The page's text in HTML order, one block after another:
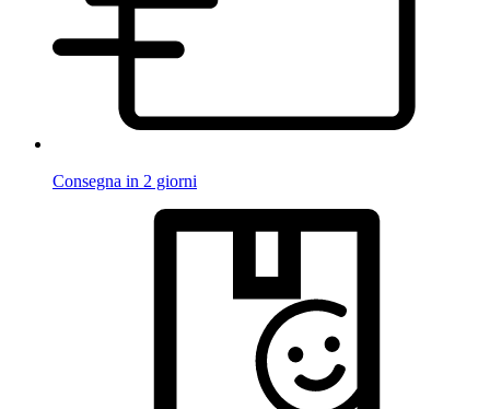
Consegna in 2 giorni